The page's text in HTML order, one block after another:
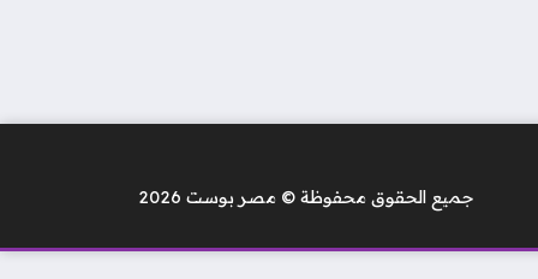
جميع الحقوق محفوظة © مصر بوست 2026